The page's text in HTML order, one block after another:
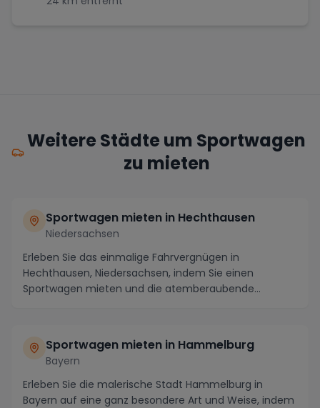
Weitere Städte um Sportwagen
zu mieten
Sportwagen mieten in Hechthausen
Niedersachsen
Erleben Sie das einmalige Fahrvergnügen in
Hechthausen, Niedersachsen, indem Sie einen
Sportwagen mieten und die atemberaubende
Sportwagen mieten in Hammelburg
Bayern
Erleben Sie die malerische Stadt Hammelburg in
Bayern auf eine ganz besondere Art und Weise, indem